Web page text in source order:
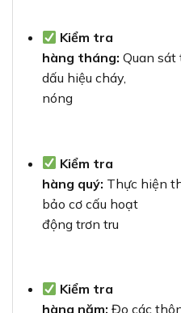
Kiểm tra
hàng tháng: Quan sát
dấu hiệu cháy,
nóng
Kiểm tra
hàng quý: Thực hiện
bảo cơ cấu hoạt
động trơn tru
Kiểm tra
hàng năm: Đo các